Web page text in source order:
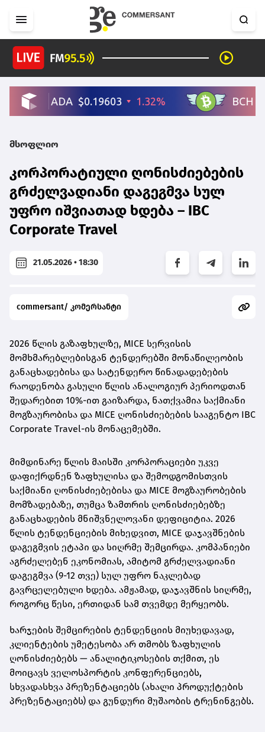
მსოფლიო
კორპორატიული ღონისძიებების
გრძელვადიანი დაგეგმვა სულ
უფრო იშვიათად ხდება – IBC
Corporate Travel
21.05.2026 • 18:30
commersant/ კომერსანტი
2026 წლის გაზაფხულზე, MICE სერვისის
მომხმარებლებისგან ტენდერებში მონაწილეობის
განაცხადებისა და სატენდერო წინადადებების
რაოდენობა გასული წლის ანალოგიურ პერიოდთან
შედარებით 10%-ით გაიზარდა, ნათქვამია საქმიანი
მოგზაურობისა და MICE ღონისძიებების სააგენტო IBC
Corporate Travel-ის მონაცემებში.
მიმდინარე წლის მაისში კორპორაციები უკვე
დაფიქრდნენ ზაფხულისა და შემოდგომისთვის
საქმიანი ღონისძიებებისა და MICE მოგზაურობების
მომზადებაზე, თუმცა ზამთრის ღონისძიებებზე
განაცხადების მნიშვნელოვანი დეფიციტია. 2026
წლის ტენდენციების მიხედვით, MICE დაჯავშნების
დაგეგმვის ეტაპი და სიღრმე შემცირდა. კომპანიები
აგრძელებენ ეკონომიას, ამიტომ გრძელვადიანი
დაგეგმვა (9-12 თვე) სულ უფრო ნაკლებად
გავრცელებული ხდება. ამჟამად, დაჯავშნის სიღრმე,
როგორც წესი, ერთიდან სამ თვემდე მერყეობს.
ხარჯების შემცირების ტენდენციის მიუხედავად,
კლიენტების უმეტესობა არ თმობს ზაფხულის
ღონისძიებებს — ანალიტიკოსების თქმით, ეს
მოიცავს ველოსპორტის კონფერენციებს,
სხვადასხვა პრეზენტაციებს (ახალი პროდუქტების
პრეზენტაციებს) და გუნდური მუშაობის ტრენინგებს.